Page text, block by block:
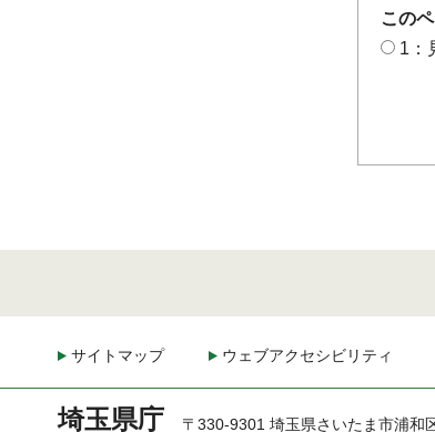
この
1：
サイトマップ ウェブアクセシビリティ
埼玉県庁 〒330-9301 埼玉県さいたま市浦和